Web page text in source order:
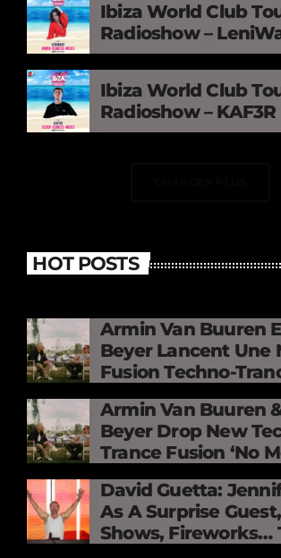
Ibiza World Club
Radioshow –
Ibiza World Club
Radioshow – KAF3R
HOT POSTS
Armin Van Buuren
Beyer Lancent Une
Fusion Techno-
Armin Van Buuren
Beyer Drop New
Trance Fusion ‘No
David Guetta:
As A Surprise
Shows, Fireworks…